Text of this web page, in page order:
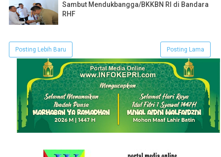
Sambut Mendukbangga/BKKBN RI di Bandara
RHF
Posting Lebih Baru Posting Lama